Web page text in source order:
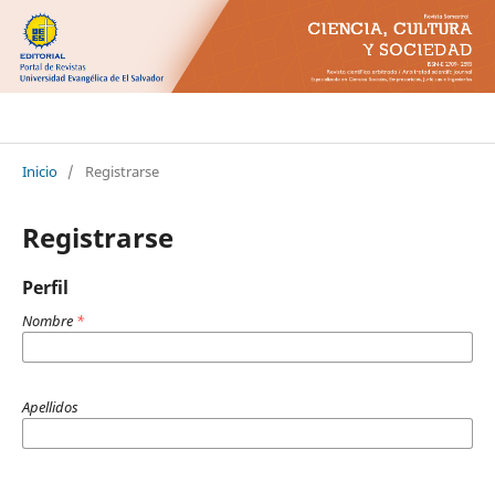
Inicio / Registrarse
Registrarse
Perfil
Nombre *
Apellidos